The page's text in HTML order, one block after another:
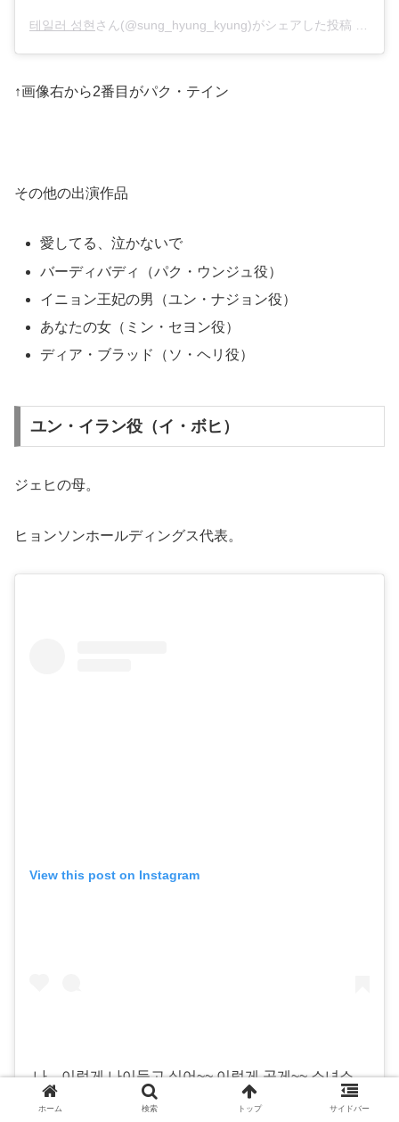
테일러 성현 さん(@sung_hyung_kyung)がシェアした投稿 –
↑画像右から2番目がパク・テイン
その他の出演作品
愛してる、泣かないで
バーディバディ（パク・ウンジュ役）
イニョン王妃の男（ユン・ナジョン役）
あなたの女（ミン・セヨン役）
ディア・ブラッド（ソ・ヘリ役）
ユン・イラン役（イ・ボヒ）
ジェヒの母。
ヒョンソンホールディングス代表。
View this post on Instagram
나 .. 이렇게 나이들고 싶어~~ 이렇게 곱게~~ 소녀소
녀하게~~~그리고 열정적이게~~~ #이보희 샘 #김희
ホーム 検索 トップ サイドバー